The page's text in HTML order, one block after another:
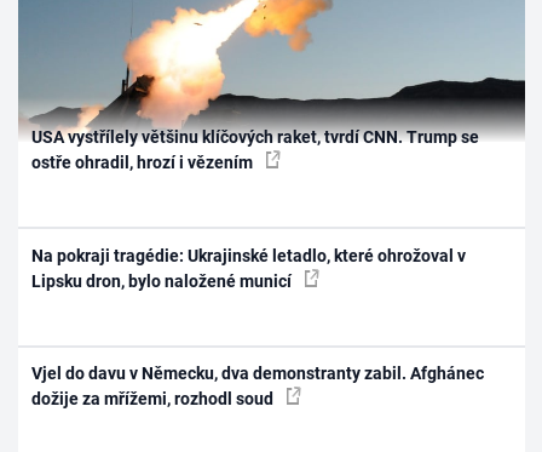
USA vystřílely většinu klíčových raket, tvrdí CNN. Trump se
ostře ohradil, hrozí i vězením
Na pokraji tragédie: Ukrajinské letadlo, které ohrožoval v
Lipsku dron, bylo naložené municí
Vjel do davu v Německu, dva demonstranty zabil. Afghánec
dožije za mřížemi, rozhodl soud